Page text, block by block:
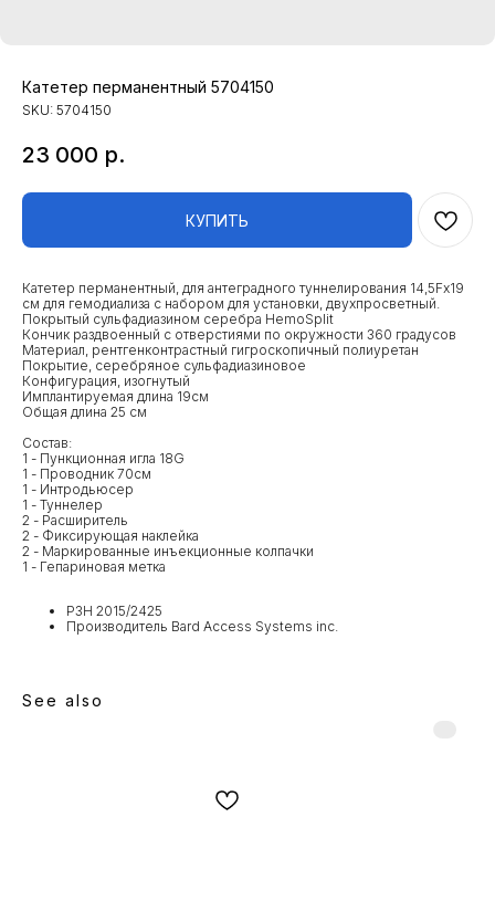
Катетер перманентный 5704150
SKU: 5704150
23 000 р.
КУПИТЬ
Катетер перманентный, для антеградного туннелирования 14,5Fх19
см для гемодиализа с набором для установки, двухпросветный.
Покрытый сульфадиазином серебра HemoSplit
Кончик раздвоенный с отверстиями по окружности 360 градусов
Материал, рентгенконтрастный гигроскопичный полиуретан
Покрытие, серебряное сульфадиазиновое
Конфигурация, изогнутый
Имплантируемая длина 19см
Общая длина 25 см
Состав:
1 - Пункционная игла 18G
1 - Проводник 70см
1 - Интродьюсер
1 - Туннелер
2 - Расширитель
2 - Фиксирующая наклейка
2 - Маркированные инъекционные колпачки
1 - Гепариновая метка
РЗН 2015/2425
Производитель Bard Access Systems inc.
See also